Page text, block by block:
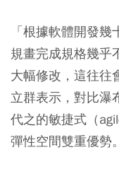
「根據軟體開發
規畫完成規格幾乎
大幅修改，這往往
立群表示，對比瀑
代之的敏捷式（
彈性空間雙重優勢。